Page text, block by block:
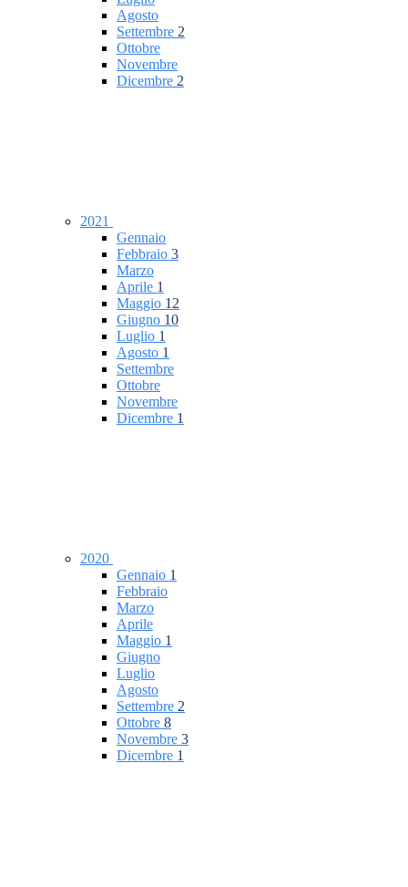
Agosto
Settembre 2
Ottobre
Novembre
Dicembre 2
2021
Gennaio
Febbraio 3
Marzo
Aprile 1
Maggio 12
Giugno 10
Luglio 1
Agosto 1
Settembre
Ottobre
Novembre
Dicembre 1
2020
Gennaio 1
Febbraio
Marzo
Aprile
Maggio 1
Giugno
Luglio
Agosto
Settembre 2
Ottobre 8
Novembre 3
Dicembre 1